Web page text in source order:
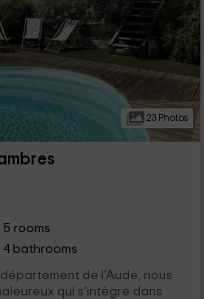
23 Photos
5 rooms
4 bathrooms
de l'Aude, nous
qui s'intègre dans